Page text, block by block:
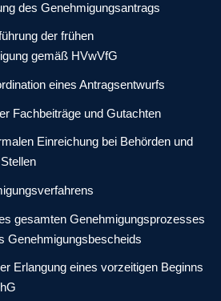
des Genehmigungsantrags
der frühen
gemäß HVwVfG
eines Antragsentwurfs
Fachbeiträge und Gutachten
Einreichung bei Behörden und
gesamten Genehmigungsprozesses
Genehmigungsbescheids
Erlangung eines vorzeitigen Beginns